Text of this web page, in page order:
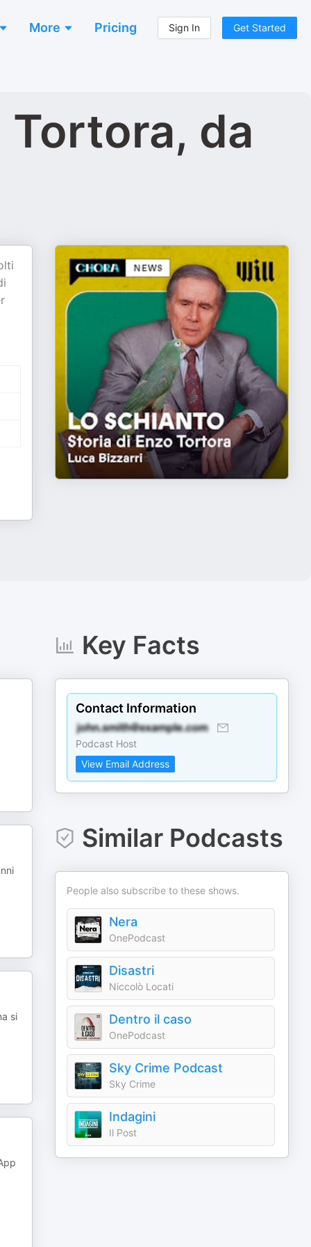
More Pricing Sign In Get Started
da
si
Key Facts
Contact Information
Podcast Host
View Email Address
Similar Podcasts
People also subscribe to these shows.
Nera
OnePodcast
Disastri
Niccolò Locati
Dentro il caso
OnePodcast
Sky Crime Podcast
Sky Crime
Indagini
Il Post